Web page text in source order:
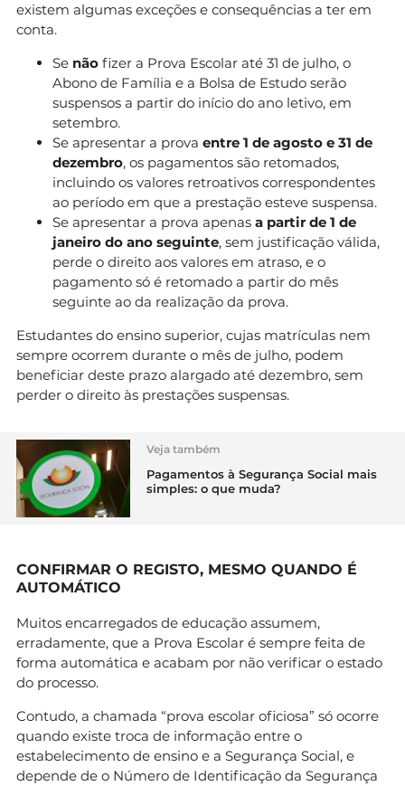
existem algumas exceções e consequências a ter em
conta.
Se não fizer a Prova Escolar até 31 de julho, o
Abono de Família e a Bolsa de Estudo serão
suspensos a partir do início do ano letivo, em
setembro.
Se apresentar a prova entre 1 de agosto e 31 de
dezembro, os pagamentos são retomados,
incluindo os valores retroativos correspondentes
ao período em que a prestação esteve suspensa.
Se apresentar a prova apenas a partir de 1 de
janeiro do ano seguinte, sem justificação válida,
perde o direito aos valores em atraso, e o
pagamento só é retomado a partir do mês
seguinte ao da realização da prova.
Estudantes do ensino superior, cujas matrículas nem
sempre ocorrem durante o mês de julho, podem
beneficiar deste prazo alargado até dezembro, sem
perder o direito às prestações suspensas.
Veja também
Pagamentos à Segurança Social mais
simples: o que muda?
CONFIRMAR O REGISTO, MESMO QUANDO É
AUTOMÁTICO
Muitos encarregados de educação assumem,
erradamente, que a Prova Escolar é sempre feita de
forma automática e acabam por não verificar o estado
do processo.
Contudo, a chamada “prova escolar oficiosa” só ocorre
quando existe troca de informação entre o
estabelecimento de ensino e a Segurança Social, e
depende de o Número de Identificação da Segurança